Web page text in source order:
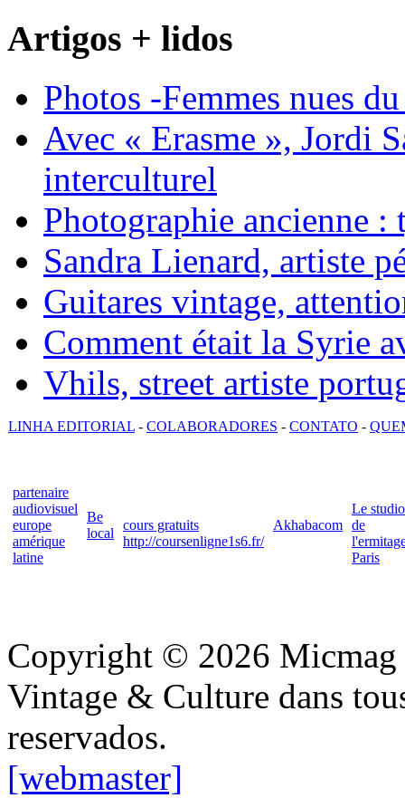
Artigos + lidos
Photos -Femmes nues
Avec « Erasme », Jordi
interculturel
Photographie ancienne :
Sandra Lienard, artiste
Guitares vintage,
Comment était la Syrie
Vhils, street artiste
LINHA EDITORIAL - COLABORADORES - CONTATO -
partenaire
audiovisuel
europe
amérique
latine
Be
local
cours gratuits
http://coursenligne1s6.fr/
Akhabacom
Le studio
de
Paris
Copyright © 2026 Micmag
Vintage & Culture dans
reservados.
[webmaster]